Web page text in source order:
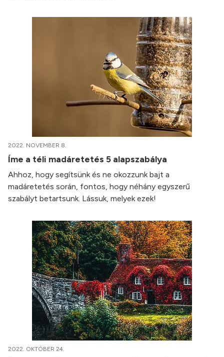
2022. NOVEMBER 8.
Íme a téli madáretetés 5 alapszabálya
Ahhoz, hogy segítsünk és ne okozzunk bajt a
madáretetés során, fontos, hogy néhány egyszerű
szabályt betartsunk. Lássuk, melyek ezek!
2022. OKTÓBER 24.